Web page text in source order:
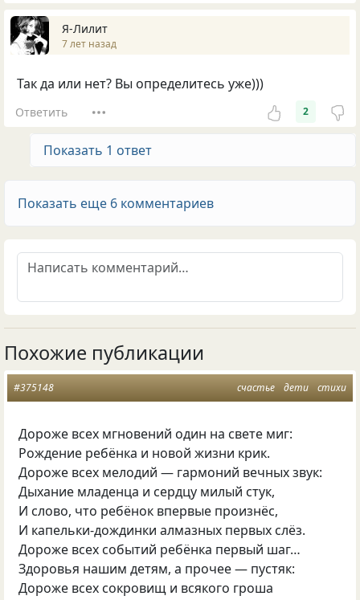
Я-Лилит
7 лет назад
Так да или нет? Вы определитесь уже)))
Ответить 2
Показать 1 ответ
Показать еще 6 комментариев
Похожие публикации
счастье дети стихи
#375148
Дороже всех мгновений один на свете миг:
Рождение ребёнка и новой жизни крик.
Дороже всех мелодий — гармоний вечных звук:
Дыхание младенца и сердцу милый стук,
И слово, что ребёнок впервые произнёс,
И капельки-дождинки алмазных первых слёз.
Дороже всех событий ребёнка первый шаг…
Здоровья нашим детям, а прочее — пустяк:
Дороже всех сокровищ и всякого гроша